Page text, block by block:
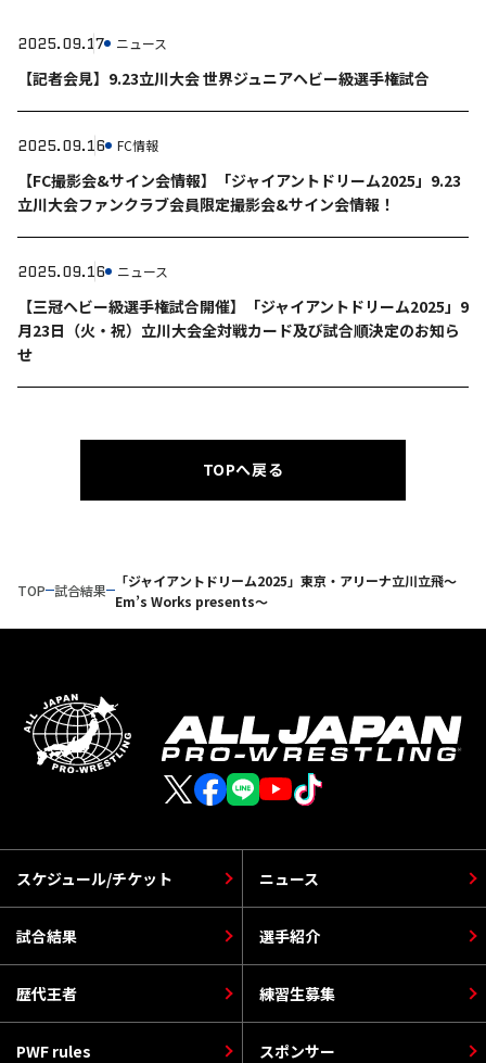
2025.09.17 ニュース
【記者会見】9.23立川大会 世界ジュニアヘビー級選手権試合
2025.09.16 FC情報
【FC撮影会&サイン会情報】「ジャイアントドリーム2025」9.23
立川大会ファンクラブ会員限定撮影会&サイン会情報！
2025.09.16 ニュース
【三冠ヘビー級選手権試合開催】「ジャイアントドリーム2025」9
月23日（火・祝）立川大会全対戦カード及び試合順決定のお知ら
せ
TOPへ戻る
TOP 試合結果
「ジャイアントドリーム2025」東京・アリーナ立川立飛～
Em’s Works presents～
スケジュール/チケット
選手紹介
PWF rules
ニュース
歴代王者
スポンサー
試合結果
練習生募集